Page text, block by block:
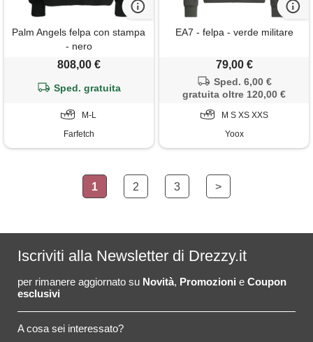
Palm Angels felpa con stampa
- nero
808,00 €
Sped. gratuita
M-L
Farfetch
EA7 - felpa - verde militare
79,00 €
Sped. 6,00 €
gratuita oltre 120,00 €
M S XS XXS
Yoox
1 2 3 >
Iscriviti alla Newsletter di Drezzy.it
per rimanere aggiornato su Novità, Promozioni e Coupon
esclusivi
A cosa sei interessato?